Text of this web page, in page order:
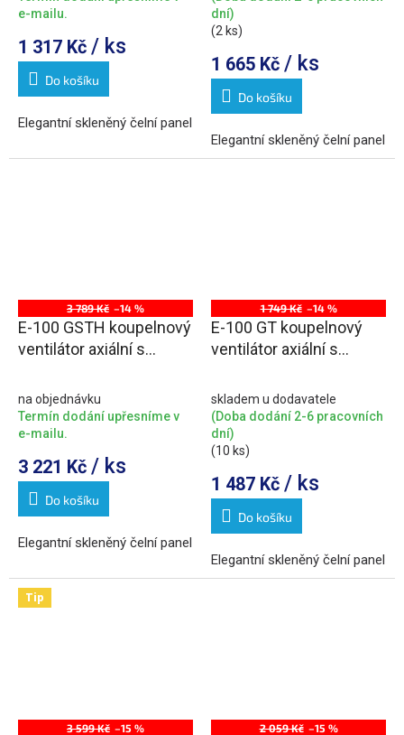
e-mailu.
1 317 Kč / ks
Do košíku
Elegantní skleněný čelní panel
dní)
(2 ks)
1 665 Kč / ks
Do košíku
Elegantní skleněný čelní panel
3 789 Kč –14 %
E-100 GSTH koupelnový
ventilátor axiální s
100mm,stříbrná
na objednávku
Termín dodání upřesníme v
e-mailu.
3 221 Kč / ks
Do košíku
Elegantní skleněný čelní panel
1 749 Kč –14 %
E-100 GT koupelnový
ventilátor axiální s
100mm, bílá
skladem u dodavatele
(Doba dodání 2-6 pracovních
dní)
(10 ks)
1 487 Kč / ks
Do košíku
Elegantní skleněný čelní panel
Tip
3 599 Kč –15 % 2 059 Kč –15 %